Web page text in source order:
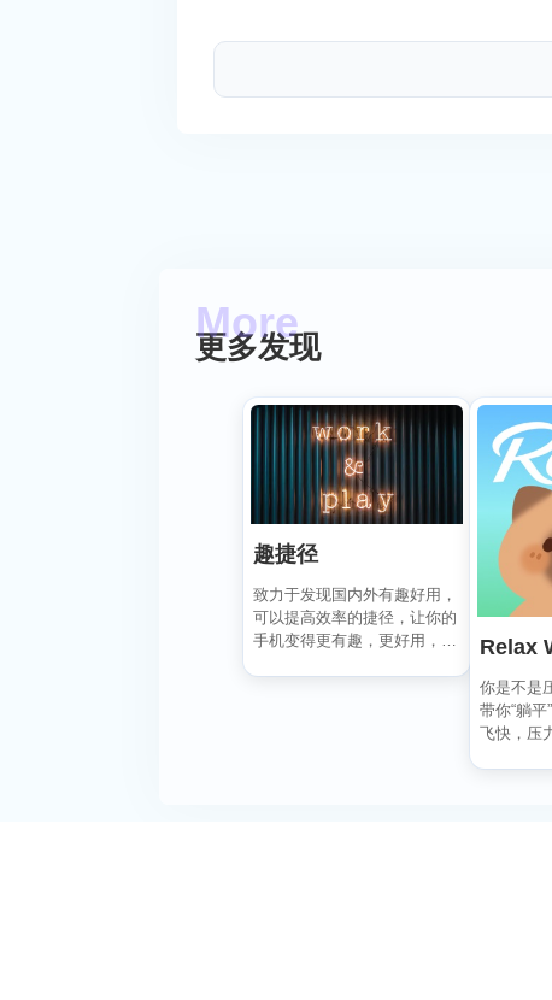
更多发现
趣捷径
致力于发现国内外有趣好用，
可以提高效率的捷径，让你的
手机变得更有趣，更好用，
Relax
你是不是
带你“躺
飞快，压